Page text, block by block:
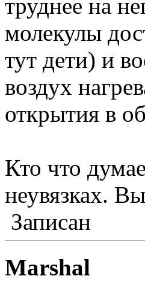
труднее на
молекулы
тут дети) и
воздух
открытия в
Кто что
неувязках.
Записан
Marshal